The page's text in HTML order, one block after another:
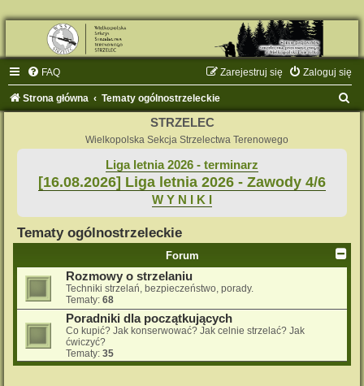
FAQ Zaloguj się
Zarejestruj się
Strona główna Tematy ogólnostrzeleckie
STRZELEC
Wielkopolska Sekcja Strzelectwa Terenowego
Liga letnia 2026 - terminarz
[16.08.2026] Liga letnia 2026 - Zawody 4/6
W Y N I K I
Tematy ogólnostrzeleckie
Forum
Rozmowy o strzelaniu
Techniki strzelań, bezpieczeństwo, porady.
Tematy: 68
Poradniki dla początkujących
Co kupić? Jak konserwować? Jak celnie strzelać? Jak
ćwiczyć?
Tematy: 35